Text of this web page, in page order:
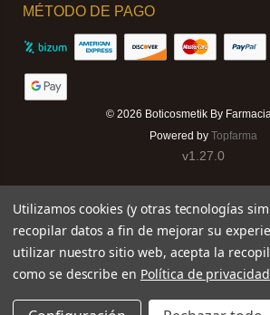
MÉTODO DE PAGO
© 2026 Boticosmetik By
Powered by Topfarma
v1.27.0
Utilizamos cookies (y otras tecnologías
recopilar datos a fin de mejorar su
utilizar nuestro sitio web, acepta la
como se describe en Política de privacidad